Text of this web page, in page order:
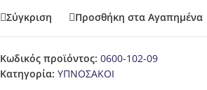
Σύγκριση Προσθήκη στα Αγαπημένα
Κωδικός προϊόντος: 0600-102-09
Κατηγορία: ΥΠΝΟΣΑΚΟΙ